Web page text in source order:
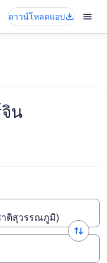
ดาวน์โหลดแอป
น
าติสุวรรณภูมิ)